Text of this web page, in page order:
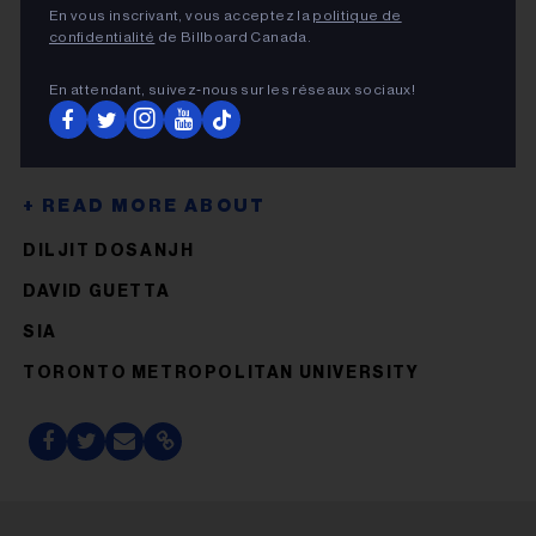
Guetta, sera disponible sur toutes les plateformes de
DILJIT DOSANJH
DAVID GUETTA
SIA
TORONTO METROPOLITAN UNIVERSITY
En vous inscrivant, vous acceptez la politique de
confidentialité de Billboard Canada.
En attendant, suivez‑nous sur les réseaux sociaux!